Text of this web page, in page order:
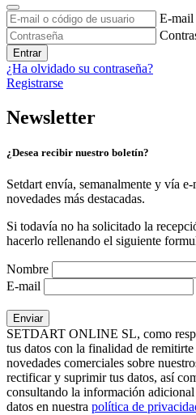
E-mail
Entrar
¿Ha olvidado su contraseña?
Registrarse
Newsletter
¿Desea recibir nuestro boletín?
Setdart envía, semanalmente y vía
novedades más destacadas.
Si todavía no ha solicitado la
hacerlo rellenando el siguiente
Nombre
E-mail
SETDART ONLINE SL, como
tus datos con la finalidad de
novedades comerciales sobre
rectificar y suprimir tus datos, así
consultando la información
datos en nuestra política de